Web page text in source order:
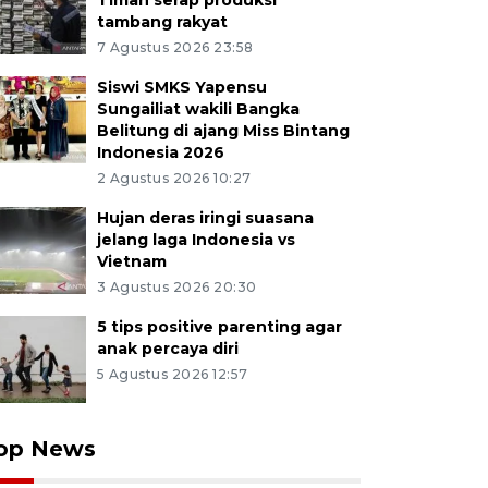
tambang rakyat
7 Agustus 2026 23:58
Siswi SMKS Yapensu
Sungailiat wakili Bangka
Belitung di ajang Miss Bintang
Indonesia 2026
2 Agustus 2026 10:27
Hujan deras iringi suasana
jelang laga Indonesia vs
Vietnam
3 Agustus 2026 20:30
5 tips positive parenting agar
anak percaya diri
5 Agustus 2026 12:57
News